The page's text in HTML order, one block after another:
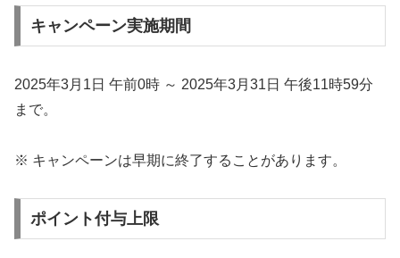
キャンペーン実施期間
2025年3月1日 午前0時 ～ 2025年3月31日 午後11時59分
まで。
※ キャンペーンは早期に終了することがあります。
ポイント付与上限